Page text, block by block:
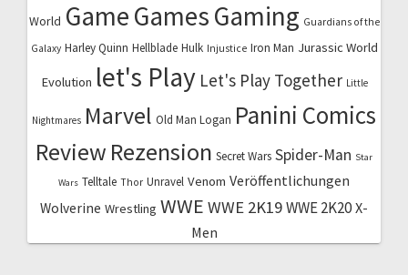
World GameGamesGaming Guardians of the
Galaxy Harley Quinn Hellblade Hulk Injustice Iron Man Jurassic World
Evolution let's Play Let's Play Together Little
Nightmares Marvel Old Man Logan Panini Comics
Review Rezension Secret Wars Spider-Man Star
Wars Telltale Thor Unravel Venom Veröffentlichungen
Wolverine Wrestling WWE WWE 2K19WWE 2K20 X-
Men